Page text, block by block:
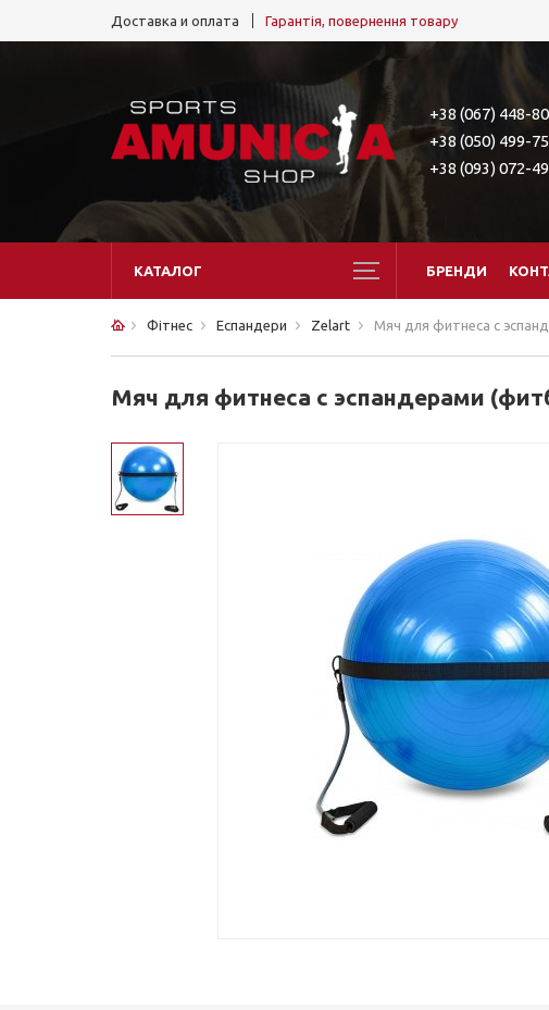
Доставка и оплата Гарантія, повернення товару
+38 (067) 448-
+38 (050) 499-
+38 (093) 072-
КАТАЛОГ БРЕНДИ
Фітнес Еспандери Zelart Мяч для фитнеса с
Мяч для фитнеса с эспандерами